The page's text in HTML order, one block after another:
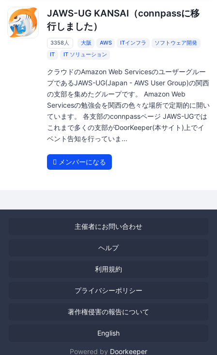
JAWS-UG KANSAI（connpassに移
行しました）
3358人 大阪 AWS ITインフラ
ソフトウェア開発
IT
IT ソリューション
クラウドのAmazon Web Servicesのユーザーグルー
プであるJAWS-UG(Japan - AWS User Group)の関西
の支部を集めたグループです。 Amazon Web
Servicesの勉強会を関西の色々な場所で定期的に開い
ています。 各支部のconnpassページ JAWS-UGでは
これまで多くの支部がDoorKeeper(本サイト)上でイ
ベント告知を行っていま...
メンバーになる
主催者にお問い合わせ
ヘルプ
利用規約
プライバシーポリシー
著作権侵害の報告について
English
Powered by Doorkeeper